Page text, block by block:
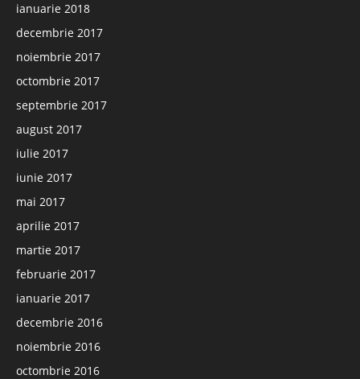
ianuarie 2018
decembrie 2017
noiembrie 2017
octombrie 2017
septembrie 2017
august 2017
iulie 2017
iunie 2017
mai 2017
aprilie 2017
martie 2017
februarie 2017
ianuarie 2017
decembrie 2016
noiembrie 2016
octombrie 2016